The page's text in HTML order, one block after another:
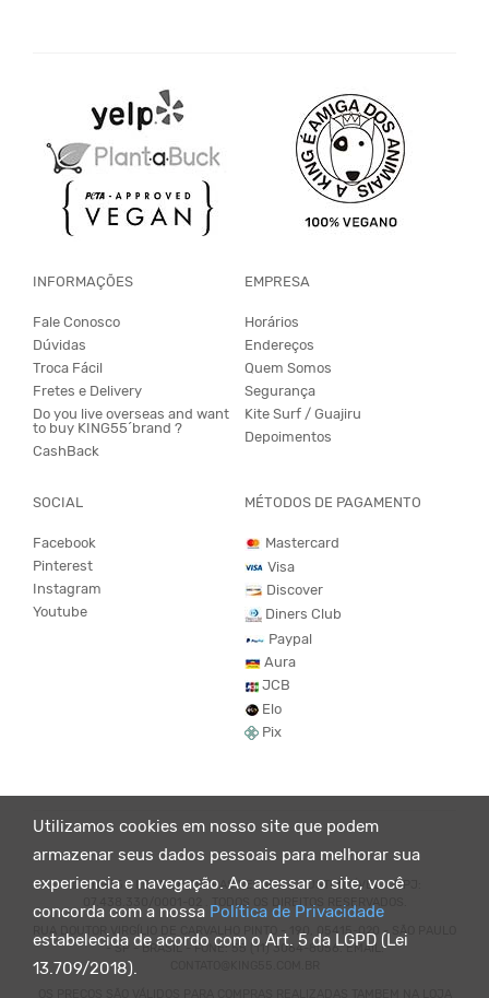
Utilizamos cookies em nosso site que podem
armazenar seus dados pessoais para melhorar sua
experiencia e navegação. Ao acessar o site, você
concorda com a nossa Política de Privacidade
estabelecida de acordo com o Art. 5 da LGPD (Lei
13.709/2018).
INFORMAÇÕES
Fale Conosco
Dúvidas
Troca Fácil
Fretes e Delivery
Do you live overseas and want
to buy KING55´brand ?
CashBack
EMPRESA
Horários
Endereços
Quem Somos
Segurança
Kite Surf / Guajiru
Depoimentos
SOCIAL
Facebook
Pinterest
Instagram
Youtube
MÉTODOS DE PAGAMENTO
Mastercard
Visa
Discover
Diners Club
Paypal
Aura
JCB
Elo
Pix
© KING55 - LOJA DE ROUPAS VEGANO E SUSTENTÁVEL. CNPJ:
07.438.330/0001-02 . TODOS OS DIREITOS RESERVADOS.
RUA DOUTOR VIRGÍLIO DE CARVALHO PINTO - 190, 05415-020 - SÃO PAULO
- SP - BRASIL - FONE: 55 (11) 3064-8056. EMAIL: